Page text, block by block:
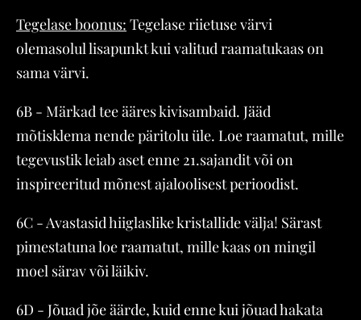
Tegelase boonus: Tegelase riietuse värvi
olemasolul lisapunkt kui valitud raamatukaas on
sama värvi.
6B - Märkad tee ääres kivisambaid. Jääd
mõtisklema nende päritolu üle. Loe raamatut, mille
tegevustik leiab aset enne 21.sajandit või on
inspireeritud mõnest ajaloolisest perioodist.
6C - Avastasid hiiglaslike kristallide välja! Särast
pimestatuna loe raamatut, mille kaas on mingil
moel särav või läikiv.
6D - Jõuad jõe äärde, kuid enne kui jõuad hakata